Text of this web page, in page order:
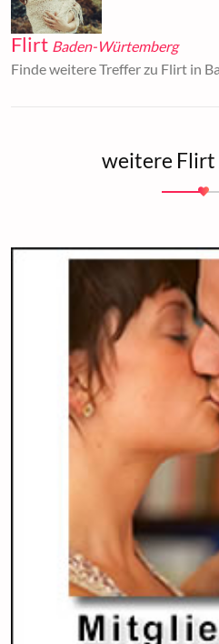
Flirt Baden-Würtemberg
Finde weitere Treffer zu Flirt in
weitere Flirt